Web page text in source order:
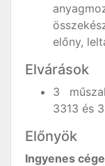
előny,
Elvárások
3
3313 és
Előnyök
Ingyenes